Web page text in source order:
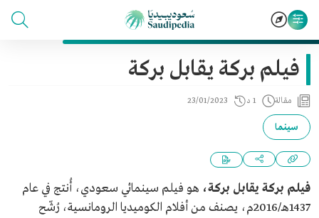
فيلم بركة يقابل بركة
مقالة 1 د 23/01/2023
سينما
فيلم بركة يقابل بركة، هو فيلم سينمائي سعودي، أُنتج في عام
1437هـ/2016م، يصنف من أفلام الكوميديا الرومانسية، رُشّح